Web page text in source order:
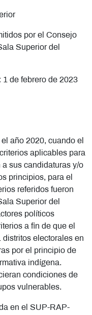
por el Consejo
Superior del
1 de febrero de 2023
año 2020, cuando el
aplicables para
sus candidaturas y/o
principios, para el
referidos fueron
Superior del
políticos
a fin de que el
electorales en
por el principio de
indígena.
condiciones de
vulnerables.
en el SUP-RAP-